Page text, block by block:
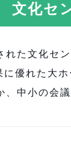
文化セ
た文化セン
優れた大ホ
中小の会